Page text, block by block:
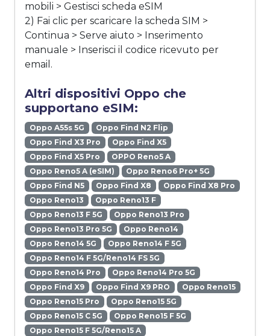
mobili > Gestisci scheda eSIM
2) Fai clic per scaricare la scheda SIM >
Continua > Serve aiuto > Inserimento
manuale > Inserisci il codice ricevuto per
email.
Altri dispositivi Oppo che
supportano eSIM:
Oppo A55s 5G
Oppo Find N2 Flip
Oppo Find X3 Pro
Oppo Find X5
Oppo Find X5 Pro
OPPO Reno5 A
Oppo Reno5 A (eSIM)
Oppo Reno6 Pro+ 5G
Oppo Find N5
Oppo Find X8
Oppo Find X8 Pro
Oppo Reno13
Oppo Reno13 F
Oppo Reno13 F 5G
Oppo Reno13 Pro
Oppo Reno13 Pro 5G
Oppo Reno14
Oppo Reno14 5G
Oppo Reno14 F 5G
Oppo Reno14 F 5G/Reno14 FS 5G
Oppo Reno14 Pro
Oppo Reno14 Pro 5G
Oppo Find X9
Oppo Find X9 PRO
Oppo Reno15
Oppo Reno15 Pro
Oppo Reno15 5G
Oppo Reno15 C 5G
Oppo Reno15 F 5G
Oppo Reno15 F 5G/Reno15 A